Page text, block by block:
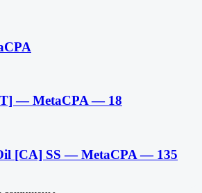
— MetaCPA — 18
[CA] SS — MetaCPA — 135